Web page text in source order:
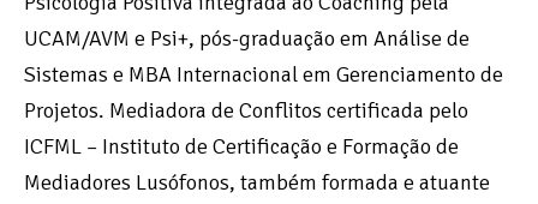
UCAM/AVM e Psi+, pós-graduação em Análise de
Sistemas e MBA Internacional em Gerenciamento de
Projetos. Mediadora de Conflitos certificada pelo
ICFML – Instituto de Certificação e Formação de
Mediadores Lusófonos, também formada e atuante